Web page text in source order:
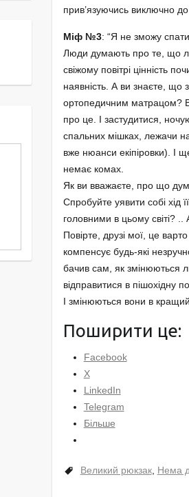
прив’язуючись виключно
Міф №3: “Я не зможу
Люди думають про те, що
свіжому повітрі цінність
наявність. А ви знаєте,
ортопедичним матрацом?
про це. І застудитися,
спальних мішках, лежачи
вже нюанси екіпіровки). І
немає комах.
Як ви вважаєте, про що
Спробуйте уявити собі хід
головними в цьому світі?
Повірте, друзі мої, це
компенсує будь-які
бачив сам, як змінюються
відправитися в пішохідну
І змінюються вони в кращий
Поширити це:
Facebook
X
LinkedIn
Telegram
Більше
Великий рюкзак, Нема